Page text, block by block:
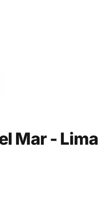
Mar - Lima